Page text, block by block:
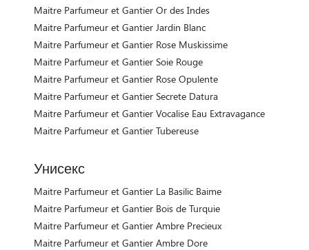
Maitre Parfumeur et Gantier Or des Indes
Maitre Parfumeur et Gantier Jardin Blanc
Maitre Parfumeur et Gantier Rose Muskissime
Maitre Parfumeur et Gantier Soie Rouge
Maitre Parfumeur et Gantier Rose Opulente
Maitre Parfumeur et Gantier Secrete Datura
Maitre Parfumeur et Gantier Vocalise Eau Extravagance
Maitre Parfumeur et Gantier Tubereuse
Унисекс
Maitre Parfumeur et Gantier La Basilic Baime
Maitre Parfumeur et Gantier Bois de Turquie
Maitre Parfumeur et Gantier Ambre Precieux
Maitre Parfumeur et Gantier Ambre Dore